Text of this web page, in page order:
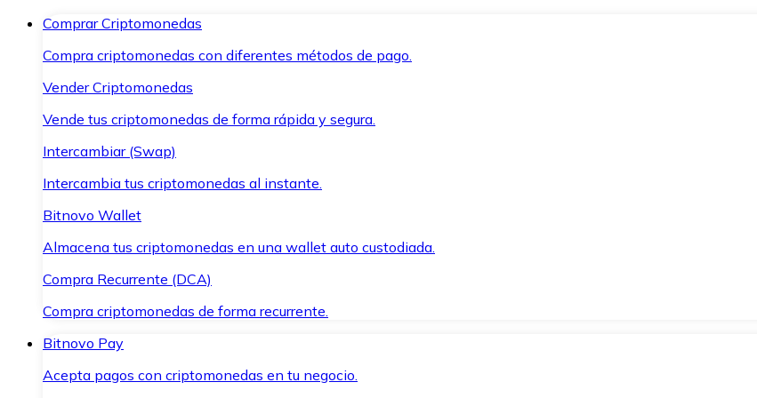
Comprar Criptomonedas
Compra criptomonedas con diferentes métodos de pago.
Vender Criptomonedas
Vende tus criptomonedas de forma rápida y segura.
Intercambiar (Swap)
Intercambia tus criptomonedas al instante.
Bitnovo Wallet
Almacena tus criptomonedas en una wallet auto custodiada.
Compra Recurrente (DCA)
Compra criptomonedas de forma recurrente.
Bitnovo Pay
Acepta pagos con criptomonedas en tu negocio.